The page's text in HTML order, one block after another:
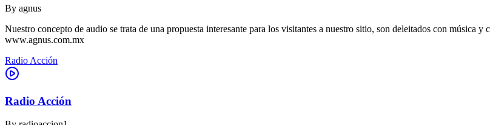
By agnus
Nuestro concepto de audio se trata de una propuesta interesante para los visitantes a nuestro sitio, son deleitados con
www.agnus.com.mx
Radio Acción
Radio Acción